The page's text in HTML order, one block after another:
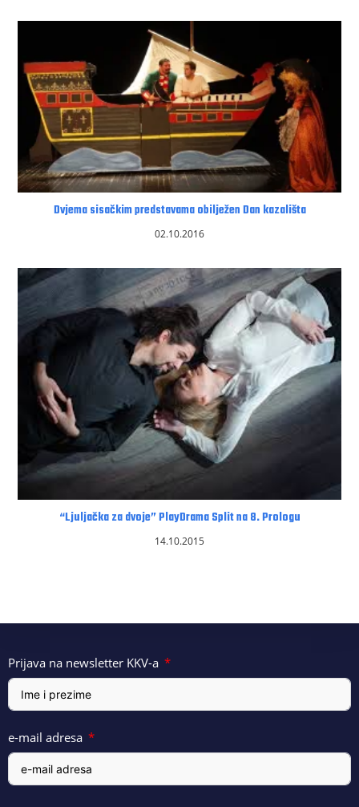
Dvjema sisačkim predstavama obilježen Dan kazališta
02.10.2016
“Ljuljačka za dvoje” PlayDrama Split na 8. Prologu
14.10.2015
Prijava na newsletter KKV-a
e-mail adresa